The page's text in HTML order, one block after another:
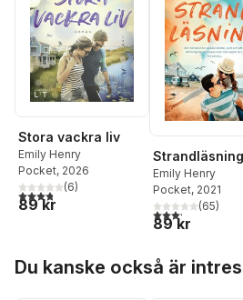
Stora vackra liv
Emily Henry
Pocket, 2026
3,8utav 5 stjärnor. Totalt antal röster:
(6)
89 kr
Strandläsning
Emily Henry
Pocket, 2021
3,2utav 5(65)
89 kr
Du kanske också är